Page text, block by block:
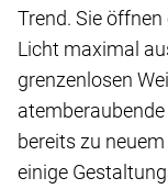
Trend. Sie
Licht maximal
grenzenlosen
bereits zu
einige